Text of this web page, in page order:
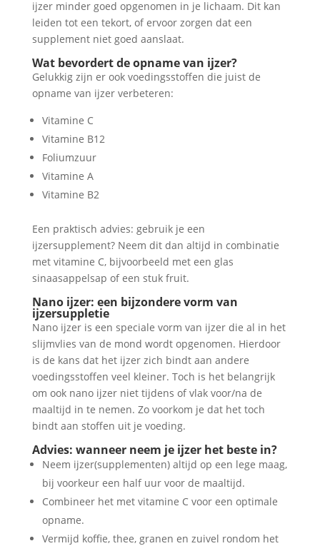
ijzer minder goed opgenomen in je lichaam. Dit kan
leiden tot een tekort, of ervoor zorgen dat een
supplement niet goed aanslaat.
Wat bevordert de opname van ijzer?
Gelukkig zijn er ook voedingsstoffen die juist de
opname van ijzer verbeteren:
Vitamine C
Vitamine B12
Foliumzuur
Vitamine A
Vitamine B2
Een praktisch advies: gebruik je een
ijzersupplement? Neem dit dan altijd in combinatie
met vitamine C, bijvoorbeeld met een glas
sinaasappelsap of een stuk fruit.
Nano ijzer: een bijzondere vorm van
ijzersuppletie
Nano ijzer is een speciale vorm van ijzer die al in het
slijmvlies van de mond wordt opgenomen. Hierdoor
is de kans dat het ijzer zich bindt aan andere
voedingsstoffen veel kleiner. Toch is het belangrijk
om ook nano ijzer niet tijdens of vlak voor/na de
maaltijd in te nemen. Zo voorkom je dat het toch
bindt aan stoffen uit je voeding.
Advies: wanneer neem je ijzer het beste in?
Neem ijzer(supplementen) altijd op een lege maag,
bij voorkeur een half uur voor de maaltijd.
Combineer het met vitamine C voor een optimale
opname.
Vermijd koffie, thee, granen en zuivel rondom het